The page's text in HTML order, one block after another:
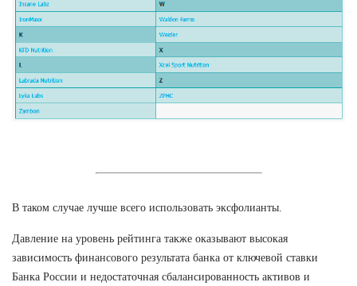
В таком случае лучше всего использовать эксфолианты.
Давление на уровень рейтинга также оказывают высокая
зависимость финансового результата банка от ключевой ставки
Банка России и недостаточная сбалансированность активов и